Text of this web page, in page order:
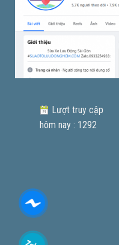
Lượt truy cập
hôm nay : 1292